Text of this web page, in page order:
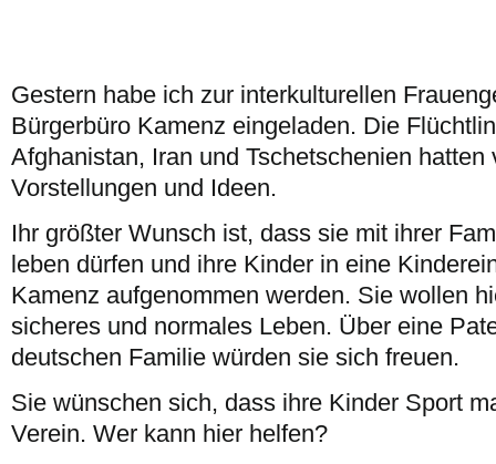
Gestern habe ich zur interkulturellen
Bürgerbüro Kamenz eingeladen. Die
Afghanistan, Iran und Tschetschenien hatten
Vorstellungen und Ideen.
Ihr größter Wunsch ist, dass sie mit ihrer
leben dürfen und ihre Kinder in eine
Kamenz aufgenommen werden. Sie wollen
sicheres und normales Leben. Über eine
deutschen Familie würden sie sich freuen.
Sie wünschen sich, dass ihre Kinder Sport
Verein. Wer kann hier helfen?